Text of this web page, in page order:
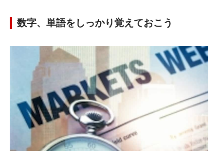
数字、単語をしっかり覚えておこう